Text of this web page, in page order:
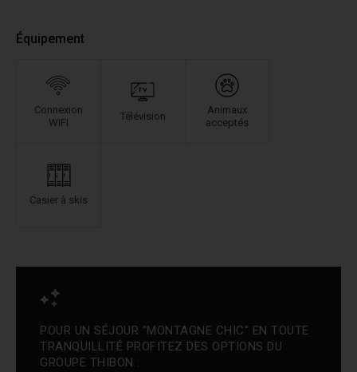
Équipement
Connexion
WIFI
Télévision
Animaux
acceptés
Casier à skis
POUR UN SÉJOUR "MONTAGNE CHIC" EN TOUTE
TRANQUILLITÉ PROFITEZ DES OPTIONS DU
GROUPE THIBON :